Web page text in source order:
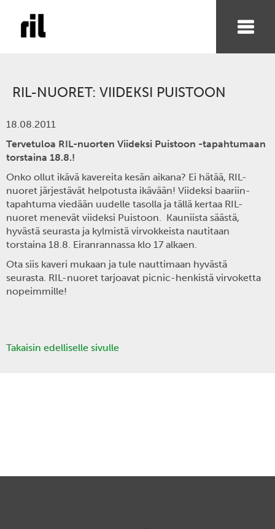
RIL-NUORET: VIIDEKSI PUISTOON
18.08.2011
Tervetuloa RIL-nuorten Viideksi Puistoon -tapahtumaan
torstaina 18.8.!
Onko ollut ikävä kavereita kesän aikana? Ei hätää, RIL-
nuoret järjestävät helpotusta ikävään! Viideksi baariin-
tapahtuma viedään uudelle tasolla ja tällä kertaa RIL-
nuoret menevät viideksi Puistoon. Kauniista säästä,
hyvästä seurasta ja kylmistä virvokkeista nautitaan
torstaina 18.8. Eiranrannassa klo 17 alkaen.
Ota siis kaveri mukaan ja tule nauttimaan hyvästä
seurasta. RIL-nuoret tarjoavat picnic-henkistä virvoketta
nopeimmille!
Takaisin edelliselle sivulle